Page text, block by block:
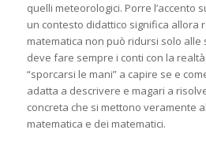
quelli meteorologici. Porre l’accento
un contesto didattico significa allora
matematica non può ridursi solo alle
deve fare sempre i conti con la
“sporcarsi le mani” a capire se e
adatta a descrivere e magari a
concreta che si mettono veramente
matematica e dei matematici.